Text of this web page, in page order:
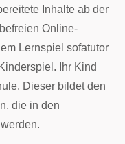
Inhalte ab der
Online-
Lernspiel sofatutor
Ihr Kind
Dieser bildet den
die in den